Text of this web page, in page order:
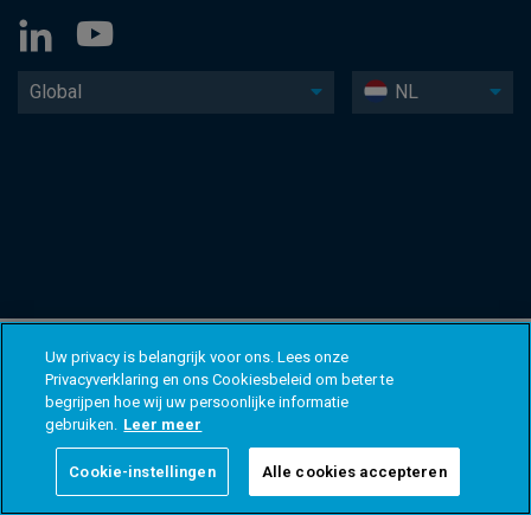
Global NL
Uw privacy is belangrijk voor ons. Lees onze
Privacyverklaring en ons Cookiesbeleid om beter te
begrijpen hoe wij uw persoonlijke informatie
gebruiken. Leer meer
Cookie-instellingen Alle cookies accepteren